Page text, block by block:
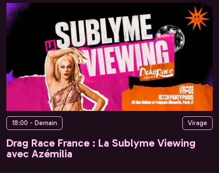
18:00 - Demain Virage
Drag Race France : La Sublyme Viewing
avec Azémilia